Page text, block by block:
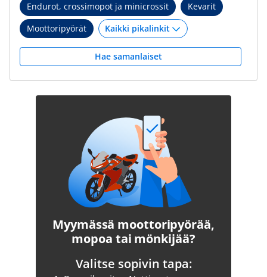
Endurot, crossimopot ja minicrossit
Kevarit
Moottoripyörät
Hae samanlaiset
Myymässä moottoripyörää,
mopoa tai mönkijää?
Valitse sopivin tapa: